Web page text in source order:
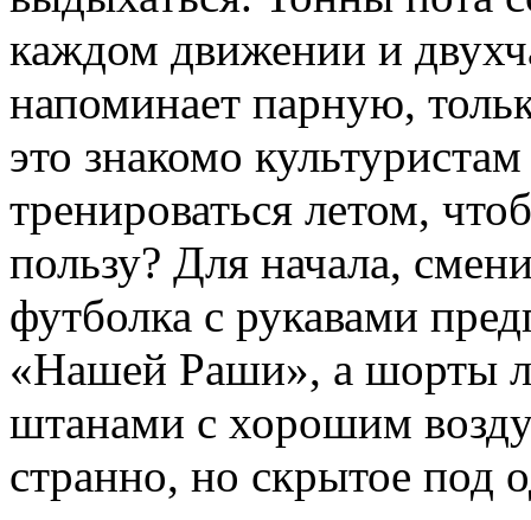
каждом движении и
напоминает парную,
это знакомо
тренироваться летом,
пользу? Для начала,
футболка с рукавами
«Нашей Раши», а шорты
штанами с хорошим
странно, но скрытое под